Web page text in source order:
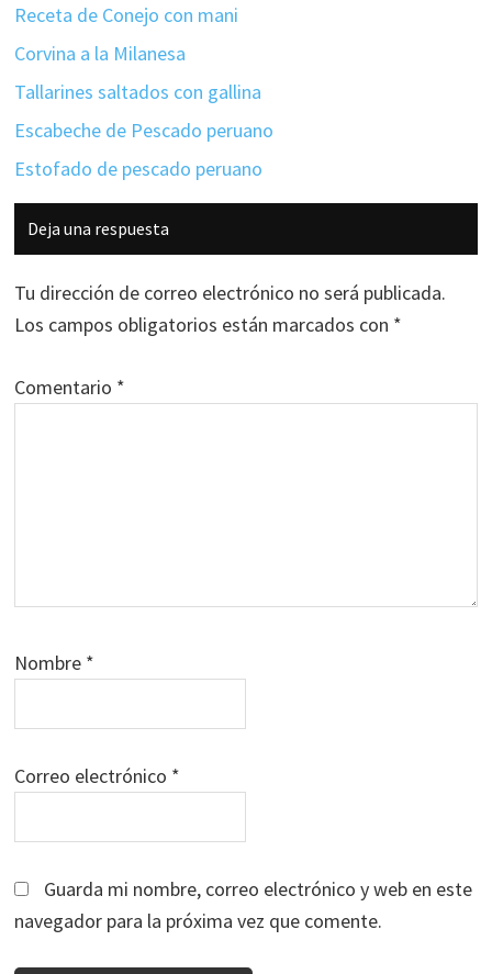
Receta de Conejo con mani
Corvina a la Milanesa
Tallarines saltados con gallina
Escabeche de Pescado peruano
Estofado de pescado peruano
Interacciones
con
los
lectores
Deja una respuesta
Tu dirección de correo electrónico no será publicada.
Los campos obligatorios están marcados con *
Comentario *
Nombre *
Correo electrónico *
Guarda mi nombre, correo electrónico y web en este
navegador para la próxima vez que comente.